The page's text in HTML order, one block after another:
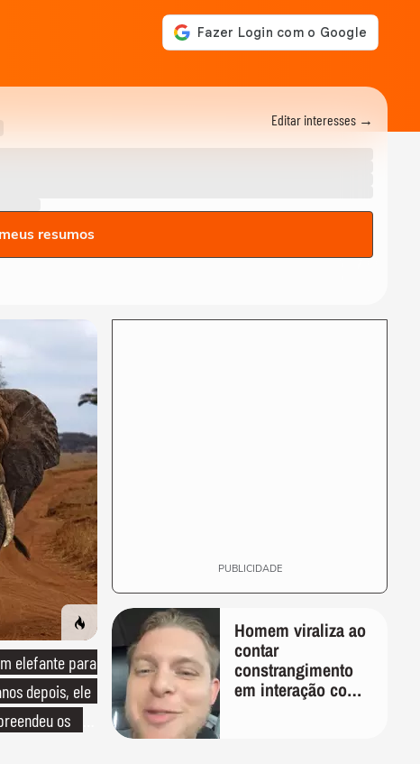
Editar interesses →
resumos
elefante para
depois, ele
os
PUBLICIDADE
Homem viraliza ao
contar
constrangimento
em interação com